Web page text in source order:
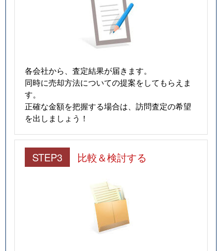
各会社から、査定結果が届きます。
同時に売却方法についての提案をしてもらえま
す。
正確な金額を把握する場合は、訪問査定の希望
を出しましょう！
STEP3 比較＆検討する